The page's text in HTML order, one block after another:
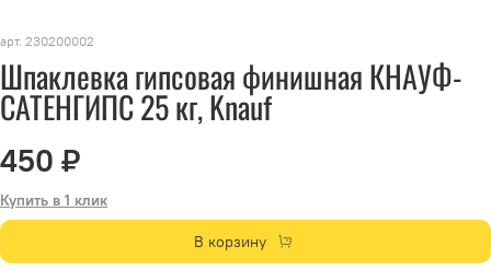
арт. 230200002
Шпаклевка гипсовая финишная КНАУФ-
САТЕНГИПС 25 кг, Knauf
450 ₽
Купить в 1 клик
В корзину